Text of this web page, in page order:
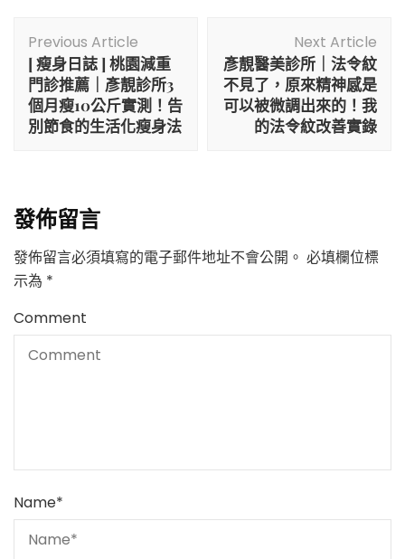
Navigation
Previous Article
[ 瘦身日誌 ] 桃園減重
門診推薦｜彥靚診所3
個月瘦10公斤實測！告
別節食的生活化瘦身法
Next Article
彥靚醫美診所｜法令紋
不見了，原來精神感是
可以被微調出來的！我
的法令紋改善實錄
發佈留言
發佈留言必須填寫的電子郵件地址不會公開。 必填欄位標
示為 *
Comment
Name*